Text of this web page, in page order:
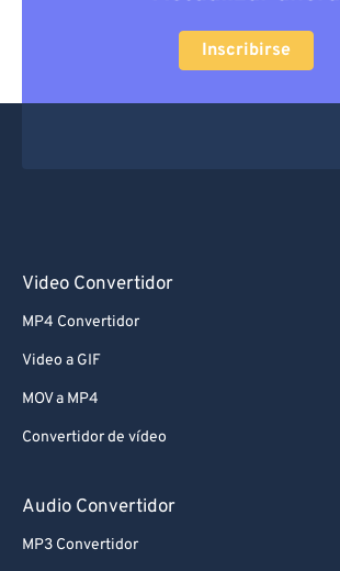
Inscribirse
Video Convertidor
MP4 Convertidor
Video a GIF
MOV a MP4
Convertidor de vídeo
Audio Convertidor
MP3 Convertidor